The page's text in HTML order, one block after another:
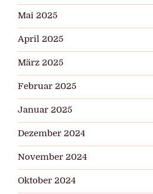
Mai 2025
April 2025
März 2025
Februar 2025
Januar 2025
Dezember 2024
November 2024
Oktober 2024